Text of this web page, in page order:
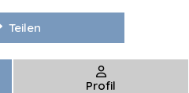
Teilen
Profil